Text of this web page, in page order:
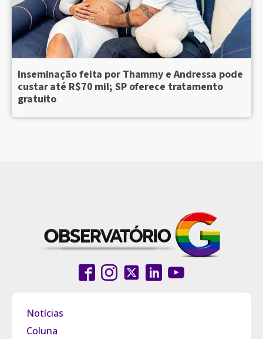
Inseminação feita por Thammy e Andressa pode
custar até R$70 mil; SP oferece tratamento
gratuito
Notícias
Coluna